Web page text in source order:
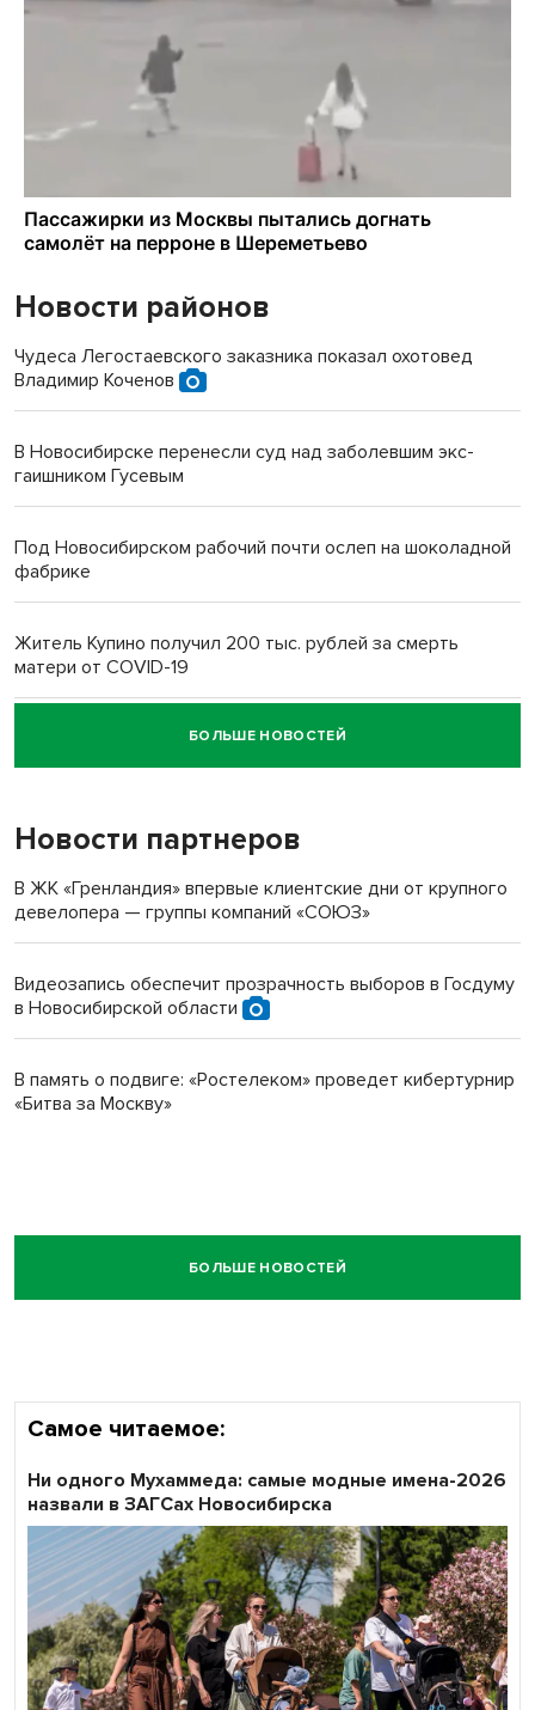
Новости районов
Чудеса Легостаевского заказника показал охотовед
Владимир Коченов
В Новосибирске перенесли суд над заболевшим экс-
гаишником Гусевым
Под Новосибирском рабочий почти ослеп на шоколадной
фабрике
Житель Купино получил 200 тыс. рублей за смерть
матери от COVID-19
Новосибирский суд наказал водителя за смерть
пенсионерки на вокзале
БОЛЬШЕ НОВОСТЕЙ
Новости партнеров
В ЖК «Гренландия» впервые клиентские дни от крупного
девелопера — группы компаний «СОЮЗ»
Видеозапись обеспечит прозрачность выборов в Госдуму
в Новосибирской области
В память о подвиге: «Ростелеком» проведет кибертурнир
«Битва за Москву»
БОЛЬШЕ НОВОСТЕЙ
Самое читаемое:
Ни одного Мухаммеда: самые модные имена-2026
назвали в ЗАГСах Новосибирска